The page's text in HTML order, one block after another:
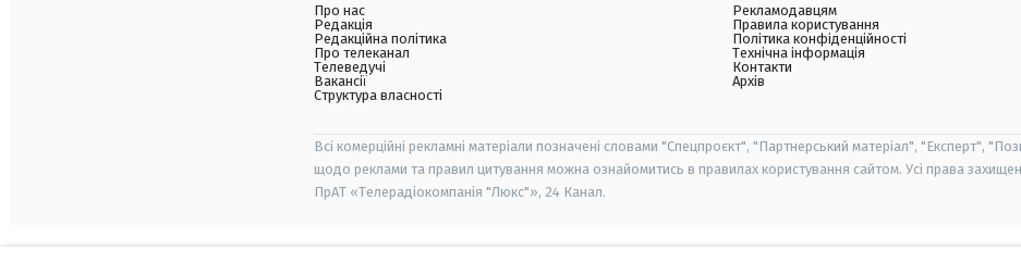
Про нас
Редакція
Редакційна політика
Про телеканал
Телеведучі
Вакансії
Структура власності
Рекламодавцям
Правила користування
Політика конфіденційності
Технічна інформація
Контакти
Архів
Всі комерційні рекламні матеріали позначені словами "Спецпроєкт", "Партнерський матеріал", "Експерт",
щодо реклами та правил цитування можна ознайомитись в правилах користування сайтом. Усі права
ПрАТ «Телерадіокомпанія "Люкс"», 24 Канал.